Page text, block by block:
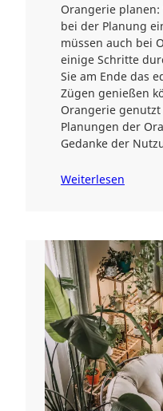
Orangerie planen:
bei der Planung
müssen auch bei
einige Schritte
Sie am Ende das
Zügen genießen
Orangerie
Planungen der
Gedanke der
Weiterlesen